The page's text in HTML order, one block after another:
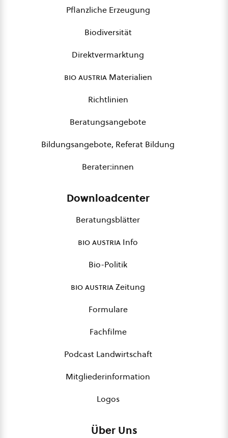
Pflanzliche Erzeugung
Biodiversität
Direktvermarktung
bio austriaMaterialien
Richtlinien
Beratungsangebote
Bildungsangebote, Referat Bildung
Berater:innen
Downloadcenter
Beratungsblätter
bio austria Info
Bio-Politik
bio austriaZeitung
Formulare
Fachfilme
Podcast Landwirtschaft
Mitgliederinformation
Logos
Über Uns